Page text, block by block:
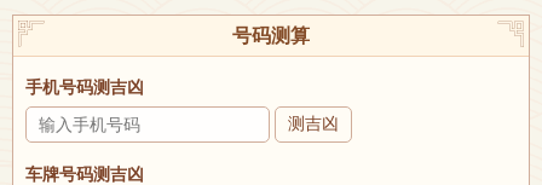
号码测算
手机号码测吉凶
测吉凶
车牌号码测吉凶